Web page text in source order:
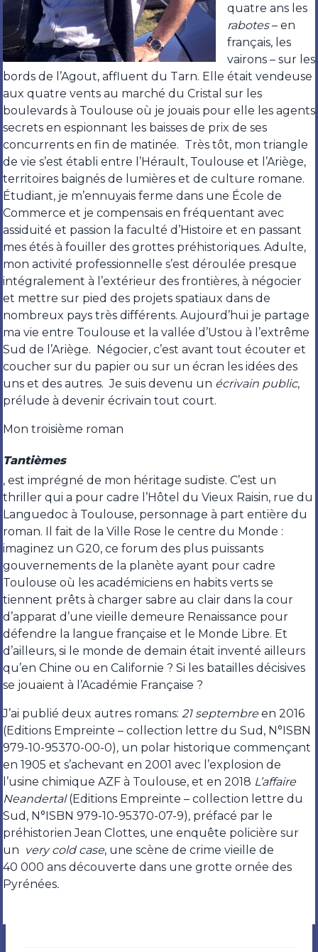
quatre ans les
rabotes– en
français, les
vairons – sur les
bords de l’Agout, affluent du Tarn. Elle était vendeuse
aux quatre vents au marché du Cristal sur les
boulevards à Toulouse où je jouais pour elle les agents
secrets en espionnant les baisses de prix de ses
concurrents en fin de matinée. Très tôt, mon triangle
de vie s’est établi entre l’Hérault, Toulouse et l’Ariège,
territoires baignés de lumières et de culture romane.
Étudiant, je m’ennuyais ferme dans une École de
Commerce et je compensais en fréquentant avec
assiduité et passion la faculté d’Histoire et en passant
mes étés à fouiller des grottes préhistoriques. Adulte,
mon activité professionnelle s’est déroulée presque
intégralement à l’extérieur des frontières, à négocier
et mettre sur pied des projets spatiaux dans de
nombreux pays très différents. Aujourd’hui je partage
ma vie entre Toulouse et la vallée d’Ustou à l’extrême
Sud de l’Ariège. Négocier, c’est avant tout écouter et
coucher sur du papier ou sur un écran les idées des
uns et des autres. Je suis devenu un écrivain public,
prélude à devenir écrivain tout court.
Mon troisième roman
Tantièmes
, est imprégné de mon héritage sudiste. C’est un
thriller qui a pour cadre l’Hôtel du Vieux Raisin, rue du
Languedoc à Toulouse, personnage à part entière du
roman. Il fait de la Ville Rose le centre du Monde :
imaginez un G20, ce forum des plus puissants
gouvernements de la planète ayant pour cadre
Toulouse où les académiciens en habits verts se
tiennent prêts à charger sabre au clair dans la cour
d’apparat d’une vieille demeure Renaissance pour
défendre la langue française et le Monde Libre. Et
d’ailleurs, si le monde de demain était inventé ailleurs
qu’en Chine ou en Californie ? Si les batailles décisives
se jouaient à l’Académie Française ?
J’ai publié deux autres romans: 21 septembreen 2016
(Editions Empreinte – collection lettre du Sud, N°ISBN
979-10-95370-00-0), un polar historique commençant
en 1905 et s’achevant en 2001 avec l’explosion de
l’usine chimique AZF à Toulouse, et en 2018 L’affaire
Neandertal(Editions Empreinte – collection lettre du
Sud, N°ISBN 979-10-95370-07-9), préfacé par le
préhistorien Jean Clottes, une enquête policière sur
un very cold case, une scène de crime vieille de
40 000 ans découverte dans une grotte ornée des
Pyrénées.